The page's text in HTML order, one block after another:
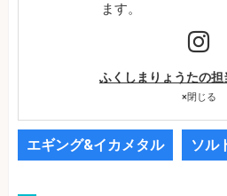
ます。
ふくしまりょうたの
×閉じる
エギング&イカメタル ソル